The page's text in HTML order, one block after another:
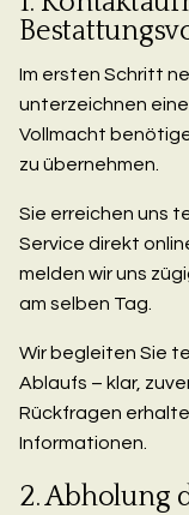
Im ersten Schritt
unterzeichnen
Vollmacht
zu übernehmen.
Sie erreichen uns
Service direkt
melden wir uns
am selben Tag.
Wir begleiten Sie
Ablaufs – klar,
Rückfragen
Informationen.
2. Abholung